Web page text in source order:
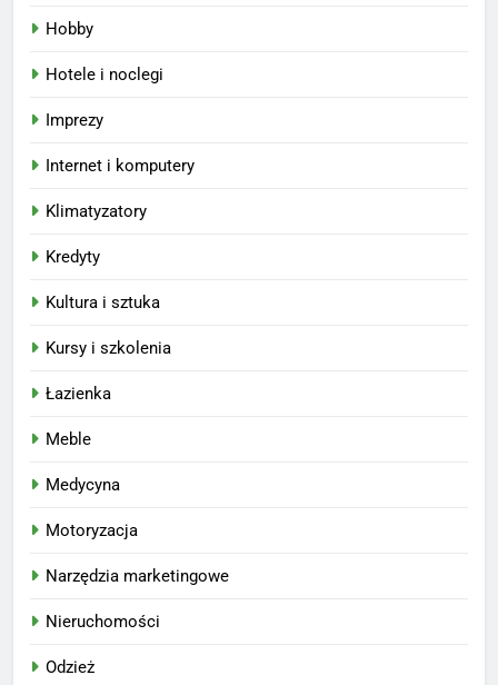
Hobby
Hotele i noclegi
Imprezy
Internet i komputery
Klimatyzatory
Kredyty
Kultura i sztuka
Kursy i szkolenia
Łazienka
Meble
Medycyna
Motoryzacja
Narzędzia marketingowe
Nieruchomości
Odzież